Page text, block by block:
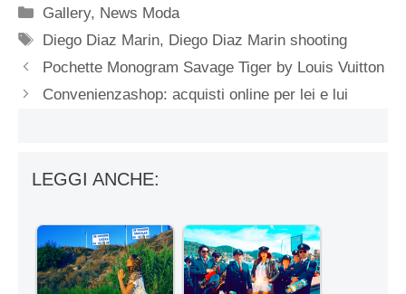
Categorie
Gallery, News Moda
Tag
Diego Diaz Marin, Diego Diaz Marin shooting
Pochette Monogram Savage Tiger by Louis Vuitton
Convenienzashop: acquisti online per lei e lui
LEGGI ANCHE: